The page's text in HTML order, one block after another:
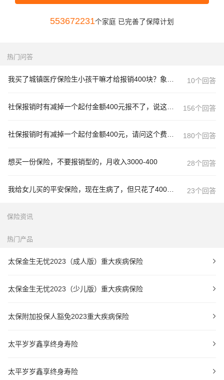
553672231个家庭 已完善了保障计划
热门问答
10个回答
156个回答
180个回答
28个回答
想买一份保险，不要报销型的，月收入3000-400
23个回答
保险资讯
热门产品
太保金生无忧2023（成人版）重大疾病保险
太保金生无忧2023（少儿版）重大疾病保险
太保附加投保人豁免2023重大疾病保险
太平岁岁鑫享终身寿险
太平岁岁鑫享终身寿险